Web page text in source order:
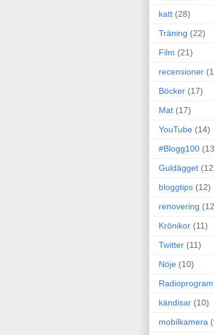
katt (28)
Träning (22)
Film (21)
recensioner
Böcker (17)
Mat (17)
YouTube (14)
#Blogg100
Guldägget
bloggtips (12)
renovering
Krönikor (11)
Twitter (11)
Nöje (10)
Radioprogram
kändisar (10)
mobilkamera